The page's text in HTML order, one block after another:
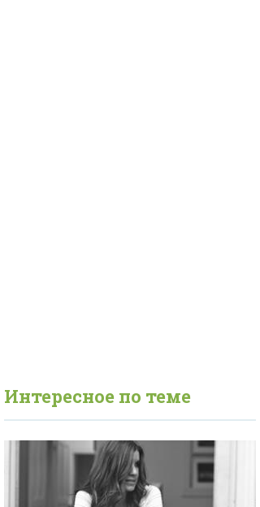
Интересное по теме